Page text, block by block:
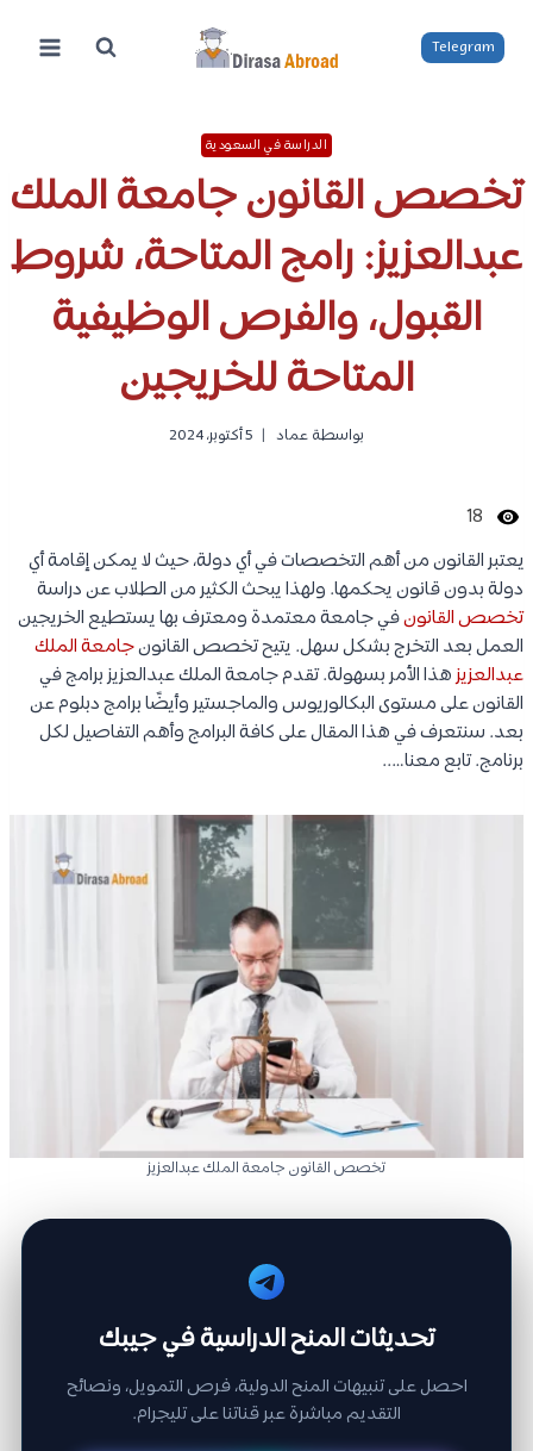
المحتوى
Telegram
الدراسة في السعودية
تخصص القانون جامعة الملك
عبدالعزيز: رامج المتاحة، شروط
القبول، والفرص الوظيفية
المتاحة للخريجين
بواسطة عماد 5 أكتوبر، 2024
18
يعتبر القانون من أهم التخصصات في أي دولة، حيث لا يمكن إقامة أي
دولة بدون قانون يحكمها. ولهذا يبحث الكثير من الطلاب عن دراسة
تخصص القانونفي جامعة معتمدة ومعترف بها يستطيع الخريجين
العمل بعد التخرج بشكل سهل. يتيح تخصص القانونجامعة الملك
عبدالعزيزهذا الأمر بسهولة. تقدم جامعة الملك عبدالعزيز برامج في
القانون على مستوى البكالوريوس والماجستير وأيضًا برامج دبلوم عن
بعد. سنتعرف في هذا المقال على كافة البرامج وأهم التفاصيل لكل
برنامج. تابع معنا…..
تخصص القانون جامعة الملك عبدالعزيز
تحديثات المنح الدراسية في جيبك
احصل على تنبيهات المنح الدولية، فرص التمويل، ونصائح
التقديم مباشرة عبر قناتنا على تليجرام.